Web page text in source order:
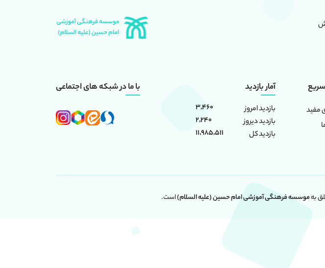
در پیش
مفید
آمار بازدید
بازدید امروز
3,460
بازدید دیروز
2,240
بازدید کل
11,985,511
با ما در شبکه های اجتماعی
بهموسسه فرهنگی آموزشی امام حسین (علیه السلام)است.